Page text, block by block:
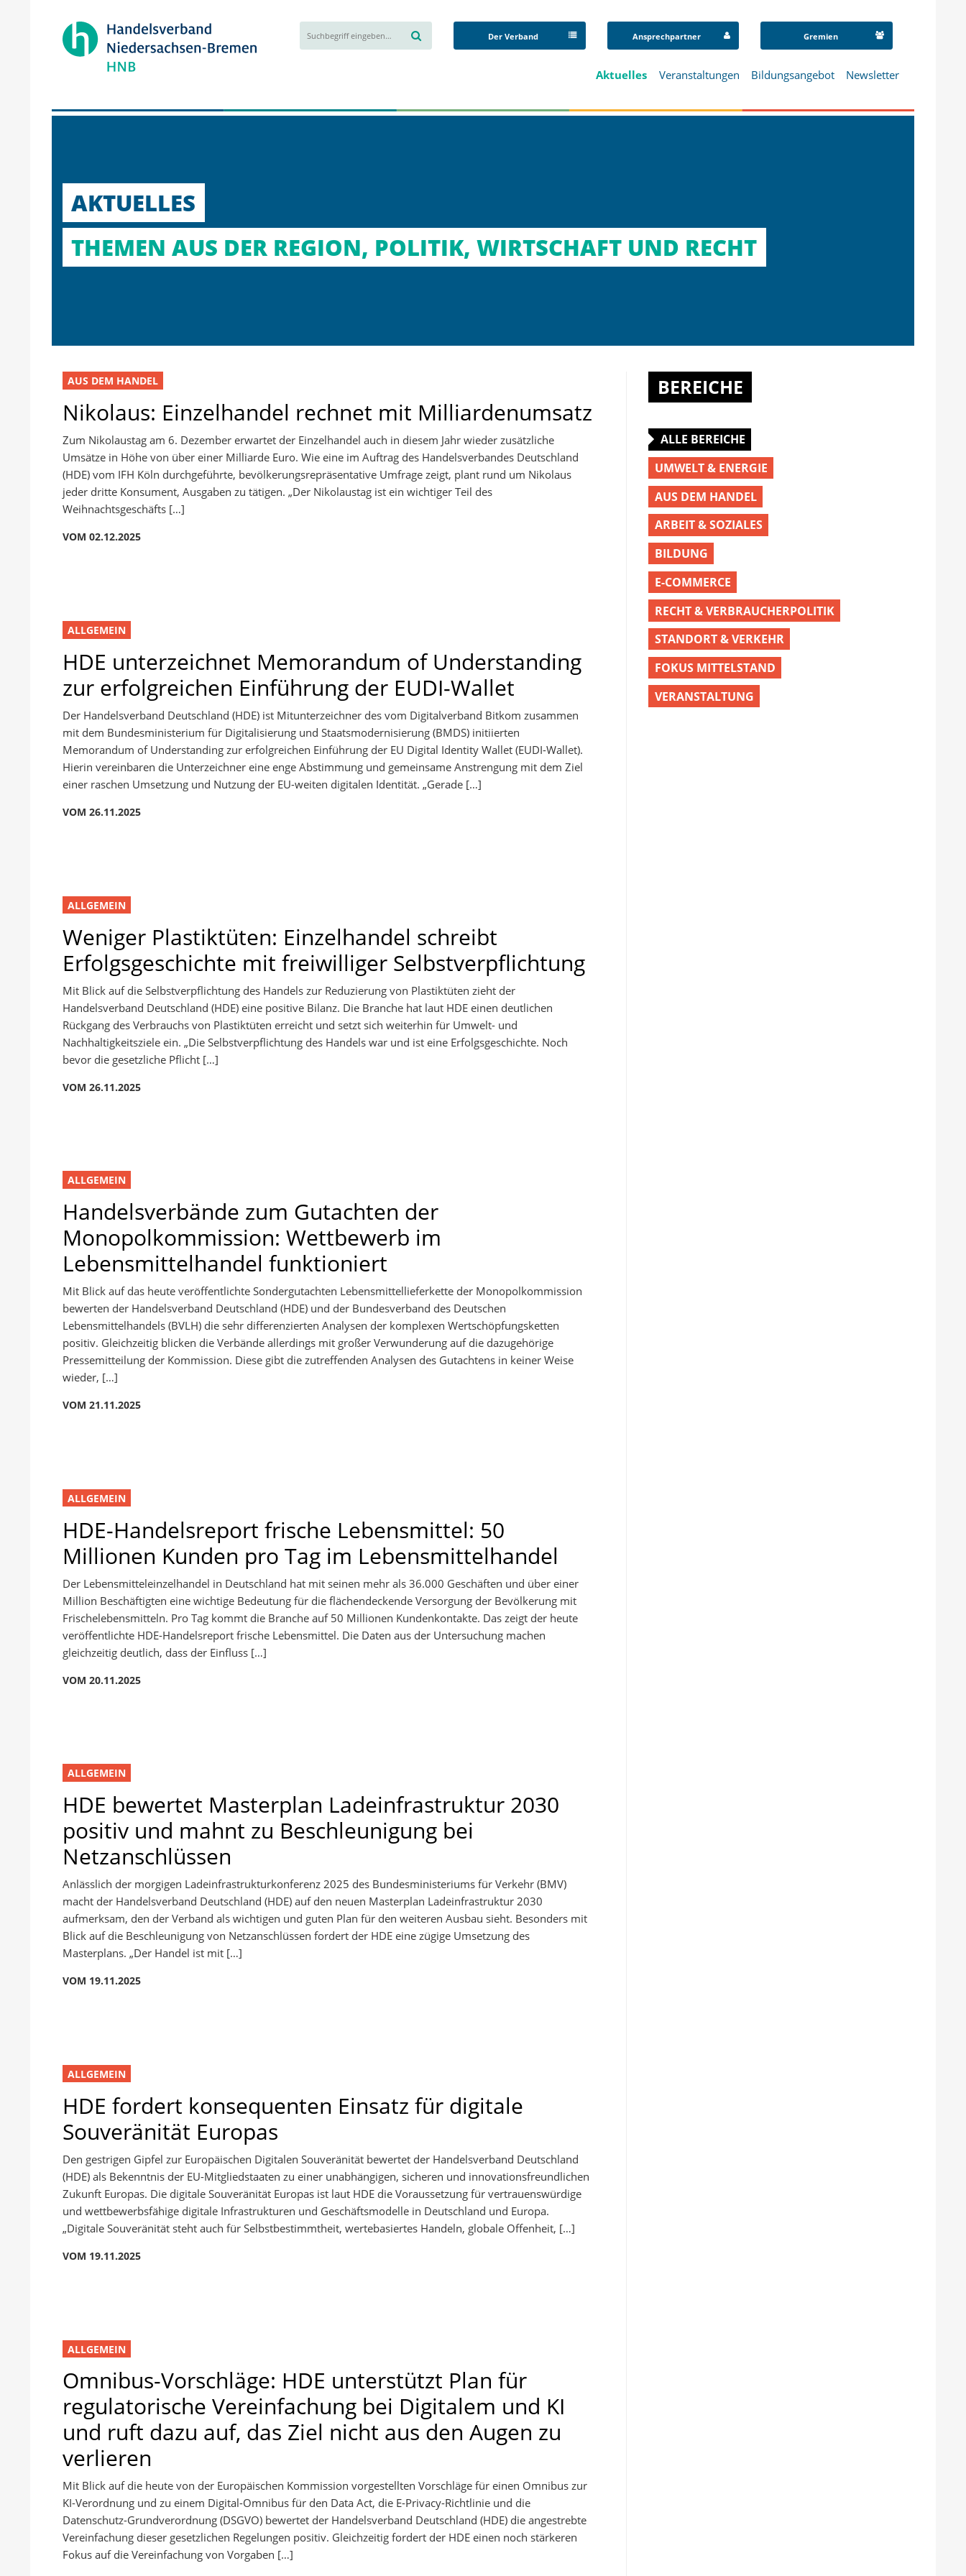
Der Verband Ansprechpartner Gremien
Aktuelles Veranstaltungen Bildungsangebot Newsletter
AKTUELLES
THEMEN AUS DER REGION, POLITIK, WIRTSCHAFT UND RECHT
AUS DEM HANDEL
Nikolaus: Einzelhandel rechnet mit Milliardenumsatz
Zum Nikolaustag am 6. Dezember erwartet der Einzelhandel auch in diesem Jahr wieder zusätzliche
Umsätze in Höhe von über einer Milliarde Euro. Wie eine im Auftrag des Handelsverbandes Deutschland
(HDE) vom IFH Köln durchgeführte, bevölkerungsrepräsentative Umfrage zeigt, plant rund um Nikolaus
jeder dritte Konsument, Ausgaben zu tätigen. „Der Nikolaustag ist ein wichtiger Teil des
Weihnachtsgeschäfts […]
VOM 02.12.2025
ALLGEMEIN
HDE unterzeichnet Memorandum of Understanding
zur erfolgreichen Einführung der EUDI-Wallet
Der Handelsverband Deutschland (HDE) ist Mitunterzeichner des vom Digitalverband Bitkom zusammen
mit dem Bundesministerium für Digitalisierung und Staatsmodernisierung (BMDS) initiierten
Memorandum of Understanding zur erfolgreichen Einführung der EU Digital Identity Wallet (EUDI-Wallet).
Hierin vereinbaren die Unterzeichner eine enge Abstimmung und gemeinsame Anstrengung mit dem Ziel
einer raschen Umsetzung und Nutzung der EU-weiten digitalen Identität. „Gerade […]
VOM 26.11.2025
ALLGEMEIN
Weniger Plastiktüten: Einzelhandel schreibt
Erfolgsgeschichte mit freiwilliger Selbstverpflichtung
Mit Blick auf die Selbstverpflichtung des Handels zur Reduzierung von Plastiktüten zieht der
Handelsverband Deutschland (HDE) eine positive Bilanz. Die Branche hat laut HDE einen deutlichen
Rückgang des Verbrauchs von Plastiktüten erreicht und setzt sich weiterhin für Umwelt- und
Nachhaltigkeitsziele ein. „Die Selbstverpflichtung des Handels war und ist eine Erfolgsgeschichte. Noch
bevor die gesetzliche Pflicht […]
VOM 26.11.2025
ALLGEMEIN
Handelsverbände zum Gutachten der
Monopolkommission: Wettbewerb im
Lebensmittelhandel funktioniert
Mit Blick auf das heute veröffentlichte Sondergutachten Lebensmittellieferkette der Monopolkommission
bewerten der Handelsverband Deutschland (HDE) und der Bundesverband des Deutschen
Lebensmittelhandels (BVLH) die sehr differenzierten Analysen der komplexen Wertschöpfungsketten
positiv. Gleichzeitig blicken die Verbände allerdings mit großer Verwunderung auf die dazugehörige
Pressemitteilung der Kommission. Diese gibt die zutreffenden Analysen des Gutachtens in keiner Weise
wieder, […]
VOM 21.11.2025
ALLGEMEIN
HDE-Handelsreport frische Lebensmittel: 50
Millionen Kunden pro Tag im Lebensmittelhandel
Der Lebensmitteleinzelhandel in Deutschland hat mit seinen mehr als 36.000 Geschäften und über einer
Million Beschäftigten eine wichtige Bedeutung für die flächendeckende Versorgung der Bevölkerung mit
Frischelebensmitteln. Pro Tag kommt die Branche auf 50 Millionen Kundenkontakte. Das zeigt der heute
veröffentlichte HDE-Handelsreport frische Lebensmittel. Die Daten aus der Untersuchung machen
gleichzeitig deutlich, dass der Einfluss […]
VOM 20.11.2025
ALLGEMEIN
HDE bewertet Masterplan Ladeinfrastruktur 2030
positiv und mahnt zu Beschleunigung bei
Netzanschlüssen
Anlässlich der morgigen Ladeinfrastrukturkonferenz 2025 des Bundesministeriums für Verkehr (BMV)
macht der Handelsverband Deutschland (HDE) auf den neuen Masterplan Ladeinfrastruktur 2030
aufmerksam, den der Verband als wichtigen und guten Plan für den weiteren Ausbau sieht. Besonders mit
Blick auf die Beschleunigung von Netzanschlüssen fordert der HDE eine zügige Umsetzung des
Masterplans. „Der Handel ist mit […]
VOM 19.11.2025
ALLGEMEIN
HDE fordert konsequenten Einsatz für digitale
Souveränität Europas
Den gestrigen Gipfel zur Europäischen Digitalen Souveränität bewertet der Handelsverband Deutschland
(HDE) als Bekenntnis der EU-Mitgliedstaaten zu einer unabhängigen, sicheren und innovationsfreundlichen
Zukunft Europas. Die digitale Souveränität Europas ist laut HDE die Voraussetzung für vertrauenswürdige
und wettbewerbsfähige digitale Infrastrukturen und Geschäftsmodelle in Deutschland und Europa.
„Digitale Souveränität steht auch für Selbstbestimmtheit, wertebasiertes Handeln, globale Offenheit, […]
VOM 19.11.2025
ALLGEMEIN
Omnibus-Vorschläge: HDE unterstützt Plan für
regulatorische Vereinfachung bei Digitalem und KI
und ruft dazu auf, das Ziel nicht aus den Augen zu
verlieren
Mit Blick auf die heute von der Europäischen Kommission vorgestellten Vorschläge für einen Omnibus zur
KI-Verordnung und zu einem Digital-Omnibus für den Data Act, die E-Privacy-Richtlinie und die
Datenschutz-Grundverordnung (DSGVO) bewertet der Handelsverband Deutschland (HDE) die angestrebte
Vereinfachung dieser gesetzlichen Regelungen positiv. Gleichzeitig fordert der HDE einen noch stärkeren
Fokus auf die Vereinfachung von Vorgaben […]
BEREICHE
ALLE BEREICHE
UMWELT & ENERGIE
AUS DEM HANDEL
ARBEIT & SOZIALES
BILDUNG
E-COMMERCE
RECHT & VERBRAUCHERPOLITIK
STANDORT & VERKEHR
FOKUS MITTELSTAND
VERANSTALTUNG